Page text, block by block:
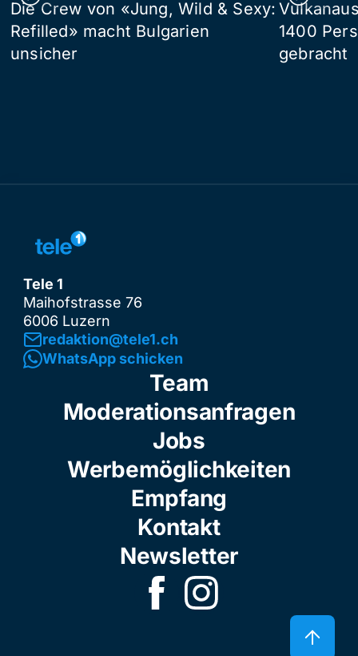
Die Crew von «Jung, Wild & Sexy:
Refilled» macht Bulgarien
unsicher
1400
gebracht
Tele 1
Maihofstrasse 76
6006 Luzern
redaktion@tele1.ch
WhatsApp schicken
Team
Moderationsanfragen
Jobs
Werbemöglichkeiten
Empfang
Kontakt
Newsletter